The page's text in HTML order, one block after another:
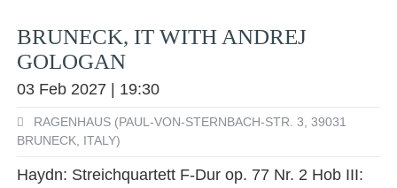
BRUNECK, IT WITH ANDREJ
GOLOGAN
03 Feb 2027 | 19:30
RAGENHAUS (PAUL-VON-STERNBACH-STR. 3, 39031
BRUNECK, ITALY)
Haydn: Streichquartett F-Dur op. 77 Nr. 2 Hob III: